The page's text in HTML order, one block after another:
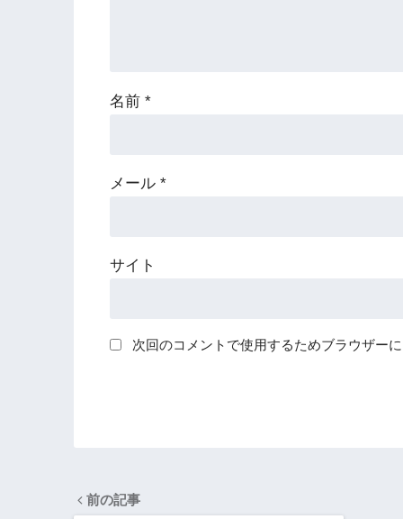
名前 *
メール *
サイト
次回のコメントで使用するためブラウザー
前の記事